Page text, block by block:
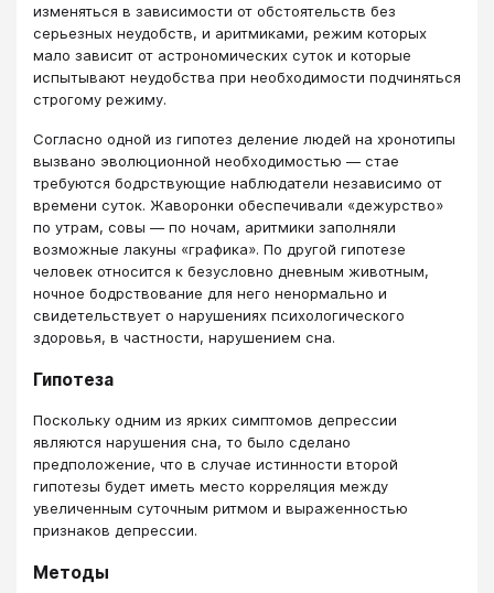
изменяться в зависимости от обстоятельств без
серьезных неудобств, и аритмиками, режим которых
мало зависит от астрономических суток и которые
испытывают неудобства при необходимости подчиняться
строгому режиму.
Согласно одной из гипотез деление людей на хронотипы
вызвано эволюционной необходимостью — стае
требуются бодрствующие наблюдатели независимо от
времени суток. Жаворонки обеспечивали «дежурство»
по утрам, совы — по ночам, аритмики заполняли
возможные лакуны «графика». По другой гипотезе
человек относится к безусловно дневным животным,
ночное бодрствование для него ненормально и
свидетельствует о нарушениях психологического
здоровья, в частности, нарушением сна.
Гипотеза
Поскольку одним из ярких симптомов депрессии
являются нарушения сна, то было сделано
предположение, что в случае истинности второй
гипотезы будет иметь место корреляция между
увеличенным суточным ритмом и выраженностью
признаков депрессии.
Методы